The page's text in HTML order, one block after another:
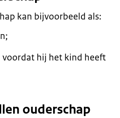
kan bijvoorbeeld als:
voordat hij het kind heeft
ouderschap